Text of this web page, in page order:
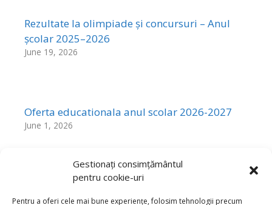
Gestionați consimțământul
pentru cookie-uri
Pentru a oferi cele mai bune experiențe, folosim tehnologii precum
Rezultate la olimpiade și concursuri – Anul
școlar 2025–2026
June 19, 2026
Oferta educationala anul scolar 2026-2027
June 1, 2026
Rezultatele Probelor de Aptitudini sesiunea
mai 2026